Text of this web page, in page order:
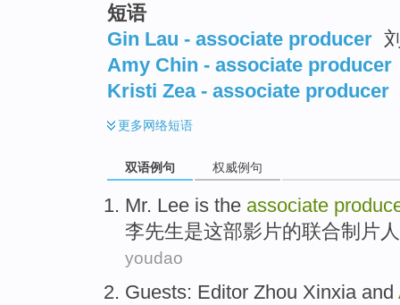
短语
Gin Lau - associate producer
Amy Chin - associate producer
Kristi Zea - associate producer
更多网络短语
双语例句 权威例句
Mr. Lee is the associate
李先生是这部影片的联合制片人
youdao
Guests: Editor Zhou Xinxia and